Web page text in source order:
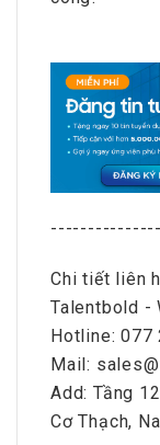
Chi tiết liên
Talentbold -
Hotline: 077
Mail:
Add: Tầng
Cơ Thạch,